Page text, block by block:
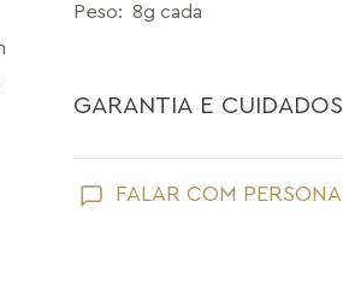
Peso: 8g cada
GARANTIA E CUIDADOS
Como toda joia, sua peça Maria
FALAR COM